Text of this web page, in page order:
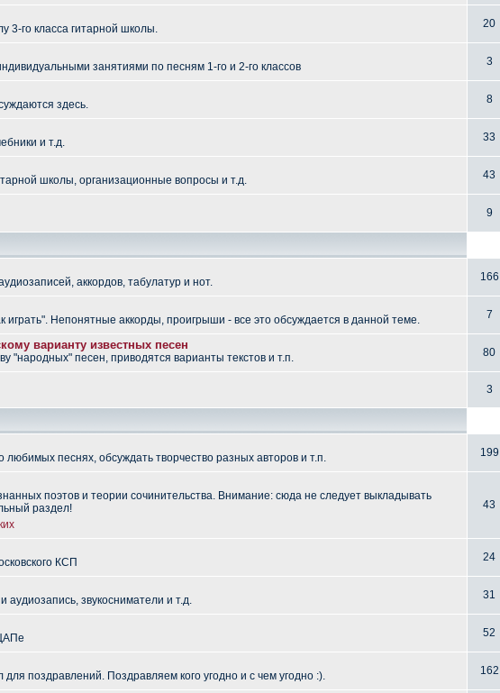
3-го класса гитарной школы. 20
занятиями по песням 1-го и 2-го классов 3
здесь. 8
и т.д. 33
школы, организационные вопросы и т.д. 43
9
аккордов, табулатур и нот. 166
играть". Непонятные аккорды, проигрыши - все это обсуждается в данной теме. 7
варианту известных песен
"народных" песен, приводятся варианты текстов и т.п. 80
3
любимых песнях, обсуждать творчество разных авторов и т.п. 199
поэтов и теории сочинительства. Внимание: сюда не следует выкладывать
раздел!
43
КСП 24
аудиозапись, звукосниматели и т.д. 31
52
поздравлений. Поздравляем кого угодно и с чем угодно :). 162